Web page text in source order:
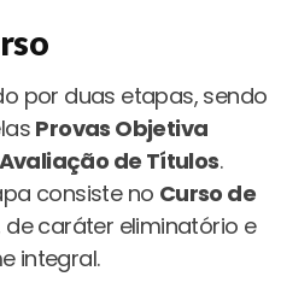
por duas etapas, sendo
Provas Objetiva
Avaliação de Títulos.
consiste no Curso de
de caráter eliminatório e
integral.